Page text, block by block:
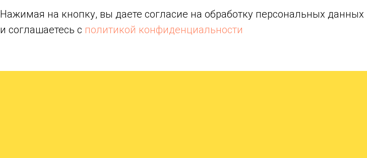
Нажимая на кнопку, вы даете согласие на обработку персональных данных
и соглашаетесь c политикой конфиденциальности